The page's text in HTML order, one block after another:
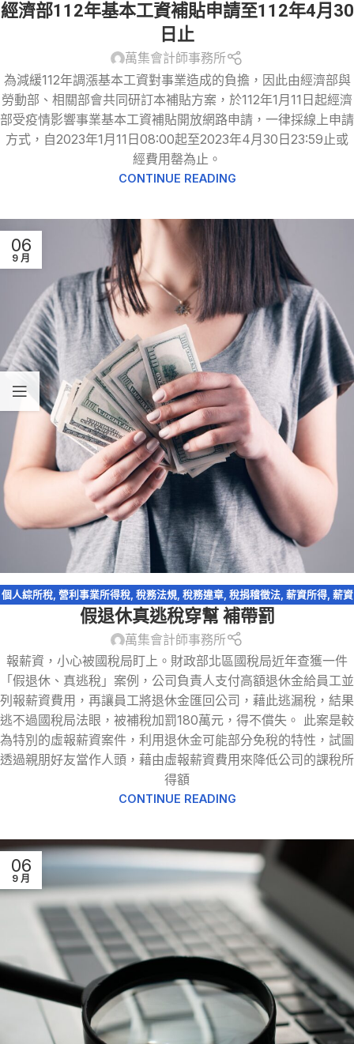
經濟部112年基本工資補貼申請至112年4月30
日止
萬集會計師事務所
為減緩112年調漲基本工資對事業造成的負擔，因此由經濟部與
勞動部、相關部會共同研訂本補貼方案，於112年1月11日起經濟
部受疫情影響事業基本工資補貼開放網路申請，一律採線上申請
方式，自2023年1月11日08:00起至2023年4月30日23:59止或
經費用罄為止。
CONTINUE READING
06
9 月
個人綜所稅, 營利事業所得稅, 稅務法規, 稅務違章, 稅捐稽徵法, 薪資所得, 薪資
支出,虛報薪資,退職所得, 逃漏稅
假退休真逃稅穿幫 補帶罰
萬集會計師事務所
報薪資，小心被國稅局盯上。財政部北區國稅局近年查獲一件
「假退休、真逃稅」案例，公司負責人支付高額退休金給員工並
列報薪資費用，再讓員工將退休金匯回公司，藉此逃漏稅，結果
逃不過國稅局法眼，被補稅加罰180萬元，得不償失。 此案是較
為特別的虛報薪資案件，利用退休金可能部分免稅的特性，試圖
透過親朋好友當作人頭，藉由虛報薪資費用來降低公司的課稅所
得額
CONTINUE READING
06
9 月